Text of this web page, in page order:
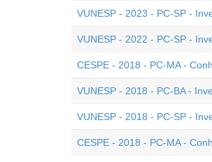
VUNESP - 2023 - PC-SP -
VUNESP - 2022 - PC-SP -
CESPE - 2018 - PC-MA -
VUNESP - 2018 - PC-BA -
VUNESP - 2018 - PC-SP -
CESPE - 2018 - PC-MA -